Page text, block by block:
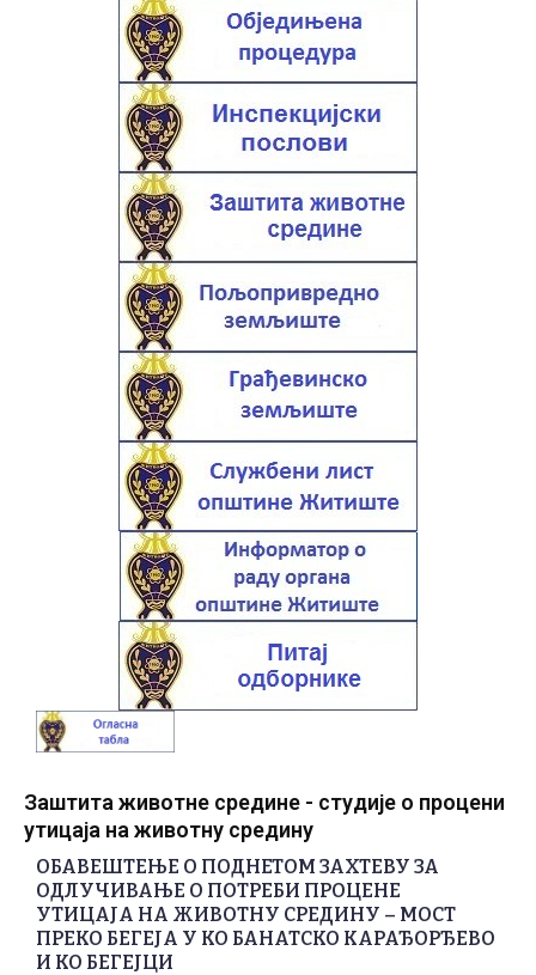
Заштита животне средине - студије о процени
утицаја на животну средину
ОБАВЕШТЕЊЕ О ПОДНЕТОМ ЗАХТЕВУ ЗА
ОДЛУЧИВАЊЕ О ПОТРЕБИ ПРОЦЕНЕ
УТИЦАЈА НА ЖИВОТНУ СРЕДИНУ – МОСТ
ПРЕКО БЕГЕЈА У КО БАНАТСКО КАРАЂОРЂЕВО
И КО БЕГЕЈЦИ